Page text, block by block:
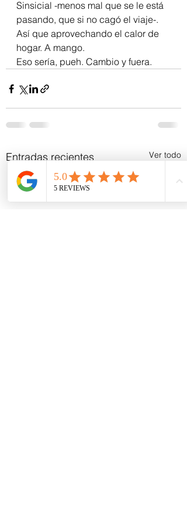
Sinsicial -menos mal que se le está
pasando, que si no cagó el viaje-.
Así que aprovechando el calor de
hogar. A mango.
Eso sería, pueh. Cambio y fuera.
Entradas recientes Ver todo